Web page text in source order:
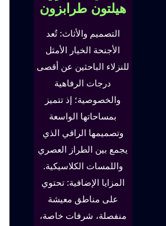
هيلتون طرابزون
التصميم والأثاث: تُعد
الأجنحة الخيار الأمثل
للنزلاء الباحثين عن أقصى
درجات الرفاهية
والخصوصية؛ إذ تتميز
بمساحاتها الواسعة
وتصميمها الراقي الذي
يجمع بين الطراز العصري
واللمسات الكلاسيكية.
المزايا الإضافية: تحتوي
على مناطق معيشة
منفصلة، شرفات خاصة،